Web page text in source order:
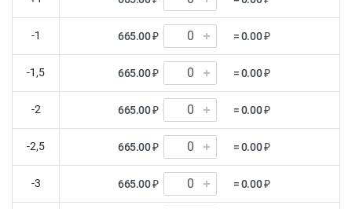
-1 665.00 ₽ = 0.00 ₽
-1,5 665.00 ₽ = 0.00 ₽
-2 665.00 ₽ = 0.00 ₽
-2,5 665.00 ₽ = 0.00 ₽
-3 665.00 ₽ = 0.00 ₽